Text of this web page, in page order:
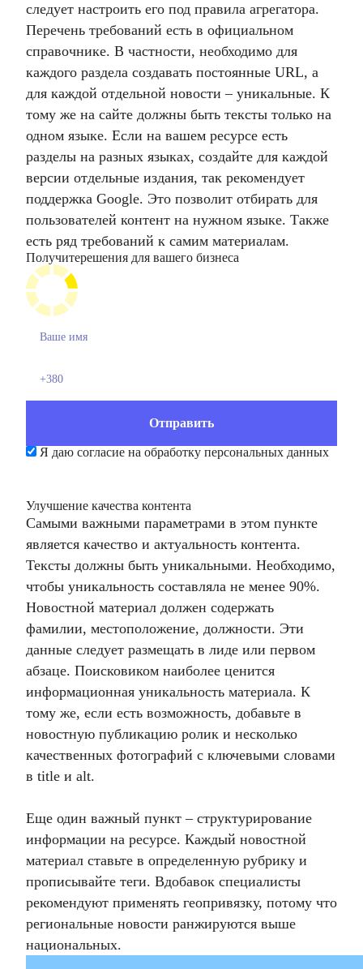
следует настроить его под правила агрегатора.
Перечень требований есть в официальном
справочнике. В частности, необходимо для
каждого раздела создавать постоянные URL, а
для каждой отдельной новости – уникальные. К
тому же на сайте должны быть тексты только на
одном языке. Если на вашем ресурсе есть
разделы на разных языках, создайте для каждой
версии отдельные издания, так рекомендует
поддержка Google. Это позволит отбирать для
пользователей контент на нужном языке. Также
есть ряд требований к самим материалам.
Получитерешения для вашего бизнеса
Я даю согласие на обработку персональных данных
Улучшение качества контента
Самыми важными параметрами в этом пункте
является качество и актуальность контента.
Тексты должны быть уникальными. Необходимо,
чтобы уникальность составляла не менее 90%.
Новостной материал должен содержать
фамилии, местоположение, должности. Эти
данные следует размещать в лиде или первом
абзаце. Поисковиком наиболее ценится
информационная уникальность материала. К
тому же, если есть возможность, добавьте в
новостную публикацию ролик и несколько
качественных фотографий с ключевыми словами
в title и alt.
Еще один важный пункт – структурирование
информации на ресурсе. Каждый новостной
материал ставьте в определенную рубрику и
прописывайте теги. Вдобавок специалисты
рекомендуют применять геопривязку, потому что
региональные новости ранжируются выше
национальных.